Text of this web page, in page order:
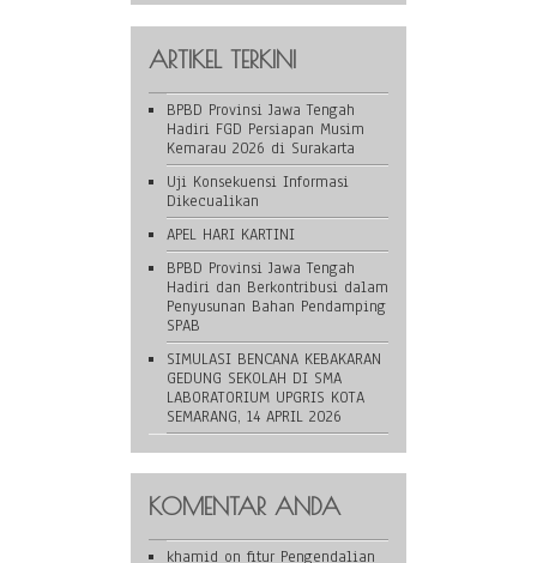
ARTIKEL TERKINI
BPBD Provinsi Jawa Tengah
Hadiri FGD Persiapan Musim
Kemarau 2026 di Surakarta
Uji Konsekuensi Informasi
Dikecualikan
APEL HARI KARTINI
BPBD Provinsi Jawa Tengah
Hadiri dan Berkontribusi dalam
Penyusunan Bahan Pendamping
SPAB
SIMULASI BENCANA KEBAKARAN
GEDUNG SEKOLAH DI SMA
LABORATORIUM UPGRIS KOTA
SEMARANG, 14 APRIL 2026
KOMENTAR ANDA
khamid on fitur Pengendalian